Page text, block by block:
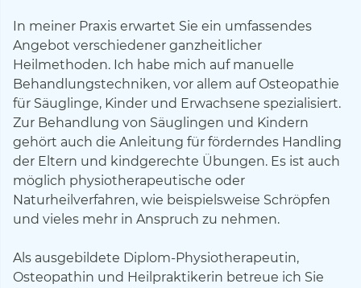
In meiner Praxis erwartet Sie ein umfassendes
Angebot verschiedener ganzheitlicher
Heilmethoden. Ich habe mich auf manuelle
Behandlungstechniken, vor allem auf Osteopathie
für Säuglinge, Kinder und Erwachsene spezialisiert.
Zur Behandlung von Säuglingen und Kindern
gehört auch die Anleitung für förderndes Handling
der Eltern und kindgerechte Übungen. Es ist auch
möglich physiotherapeutische oder
Naturheilverfahren, wie beispielsweise Schröpfen
und vieles mehr in Anspruch zu nehmen.
Als ausgebildete Diplom-Physiotherapeutin,
Osteopathin und Heilpraktikerin betreue ich Sie